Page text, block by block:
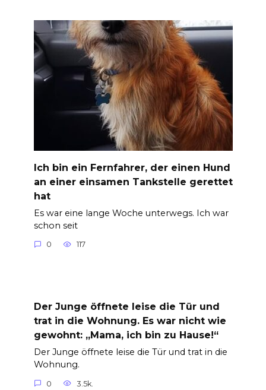
Ich bin ein Fernfahrer, der einen Hund
an einer einsamen Tankstelle gerettet
hat
Es war eine lange Woche unterwegs. Ich war
schon seit
0 117
Der Junge öffnete leise die Tür und
trat in die Wohnung. Es war nicht wie
gewohnt: „Mama, ich bin zu Hause!“
Der Junge öffnete leise die Tür und trat in die
Wohnung.
0 3.5k.